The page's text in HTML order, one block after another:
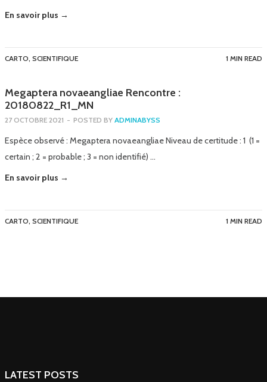
En savoir plus →
CARTO, SCIENTIFIQUE 1 MIN READ
Megaptera novaeangliae Rencontre :
20180822_R1_MN
27 OCTOBRE 2021 - POSTED BY ADMINABYSS
Espèce observé : Megaptera novaeangliae Niveau de certitude : 1 (1 =
certain ; 2 = probable ; 3 = non identifié) …
En savoir plus →
CARTO, SCIENTIFIQUE 1 MIN READ
LATEST POSTS